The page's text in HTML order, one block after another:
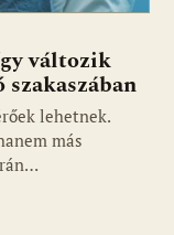
változik
lehetnek.
más